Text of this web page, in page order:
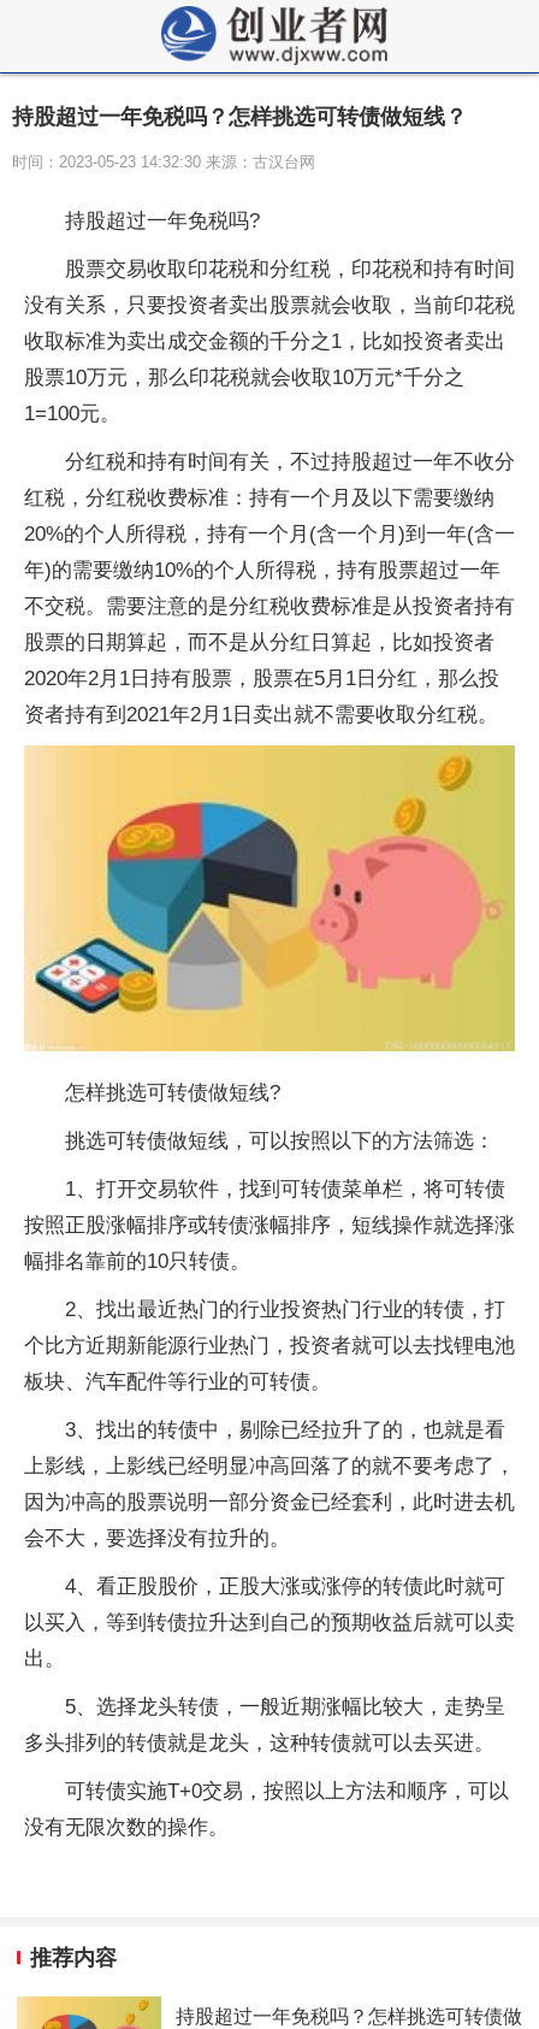
持股超过一年免税吗？怎样挑选可转债做短线？
时间：2023-05-23 14:32:30 来源：古汉台网
持股超过一年免税吗?
股票交易收取印花税和分红税，印花税和持有时间
没有关系，只要投资者卖出股票就会收取，当前印花税
收取标准为卖出成交金额的千分之1，比如投资者卖出
股票10万元，那么印花税就会收取10万元*千分之
1=100元。
分红税和持有时间有关，不过持股超过一年不收分
红税，分红税收费标准：持有一个月及以下需要缴纳
20%的个人所得税，持有一个月(含一个月)到一年(含一
年)的需要缴纳10%的个人所得税，持有股票超过一年
不交税。需要注意的是分红税收费标准是从投资者持有
股票的日期算起，而不是从分红日算起，比如投资者
2020年2月1日持有股票，股票在5月1日分红，那么投
资者持有到2021年2月1日卖出就不需要收取分红税。
怎样挑选可转债做短线?
挑选可转债做短线，可以按照以下的方法筛选：
1、打开交易软件，找到可转债菜单栏，将可转债
按照正股涨幅排序或转债涨幅排序，短线操作就选择涨
幅排名靠前的10只转债。
2、找出最近热门的行业投资热门行业的转债，打
个比方近期新能源行业热门，投资者就可以去找锂电池
板块、汽车配件等行业的可转债。
3、找出的转债中，剔除已经拉升了的，也就是看
上影线，上影线已经明显冲高回落了的就不要考虑了，
因为冲高的股票说明一部分资金已经套利，此时进去机
会不大，要选择没有拉升的。
4、看正股股价，正股大涨或涨停的转债此时就可
以买入，等到转债拉升达到自己的预期收益后就可以卖
出。
5、选择龙头转债，一般近期涨幅比较大，走势呈
多头排列的转债就是龙头，这种转债就可以去买进。
可转债实施T+0交易，按照以上方法和顺序，可以
没有无限次数的操作。
推荐内容
持股超过一年免税吗？怎样挑选可转债做